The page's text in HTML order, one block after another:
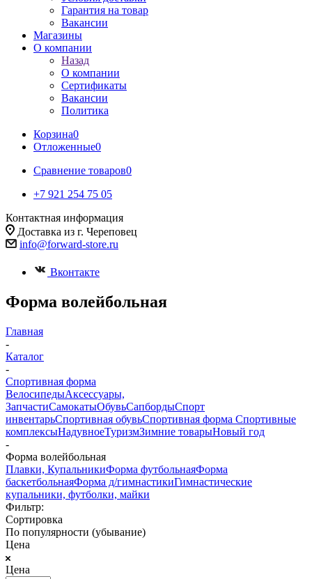
Гарантия на товар
Вакансии
Магазины
О компании
Назад
О компании
Сертификаты
Вакансии
Политика
Корзина0
Отложенные0
Сравнение товаров0
+7 921 254 75 05
Контактная информация
Доставка из г. Череповец
info@forward-store.ru
Вконтакте
Форма волейбольная
Главная
-
Каталог
-
Спортивная форма
ВелосипедыАксессуары,
ЗапчастиСамокатыОбувьСапбордыСпорт
инвентарьСпортивная обувьСпортивная форма Спортивные
комплексыНадувноеТуризмЗимние товарыНовый год
-
Форма волейбольная
Плавки, КупальникиФорма футбольнаяФорма
баскетбольнаяФорма д/гимнастикиГимнастические
купальники, футболки, майки
Фильтр:
Сортировка
По популярности (убывание)
Цена
Цена